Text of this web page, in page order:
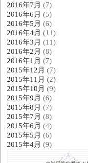
2016年7月 (7)
2016年6月 (5)
2016年5月 (6)
2016年4月 (11)
2016年3月 (11)
2016年2月 (8)
2016年1月 (7)
2015年12月 (7)
2015年11月 (2)
2015年10月 (9)
2015年9月 (6)
2015年8月 (7)
2015年7月 (8)
2015年6月 (4)
2015年5月 (6)
2015年4月 (9)